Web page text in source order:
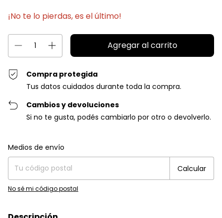
¡No te lo pierdas, es el último!
Compra protegida
Tus datos cuidados durante toda la compra.
Cambios y devoluciones
Si no te gusta, podés cambiarlo por otro o devolverlo.
Entregas para el CP:
Medios de envío
Calcular
No sé mi código postal